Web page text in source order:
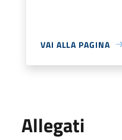
VAI ALLA PAGINA
Allegati